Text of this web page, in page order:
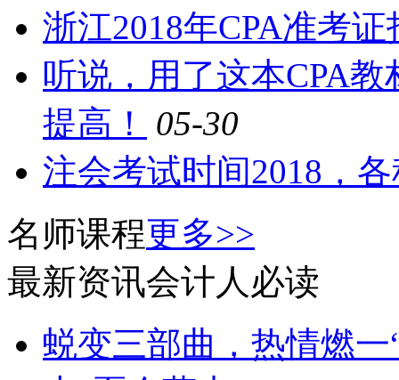
浙江2018年CPA准考
听说，用了这本CPA
提高！
05-30
注会考试时间2018，
名师课程更多>>
最新资讯会计人必读
蜕变三部曲，热情燃一